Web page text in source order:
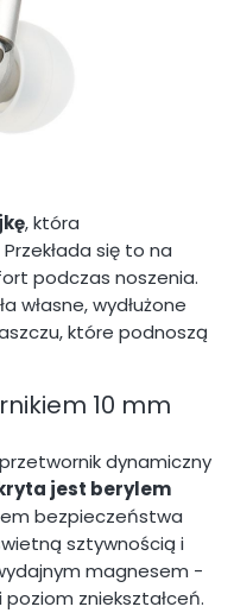
, która
się to na
podczas noszenia.
własne, wydłużone
które podnoszą
10 mm
dynamiczny
jest berylem
bezpieczeństwa
sztywnością i
magnesem -
zniekształceń.